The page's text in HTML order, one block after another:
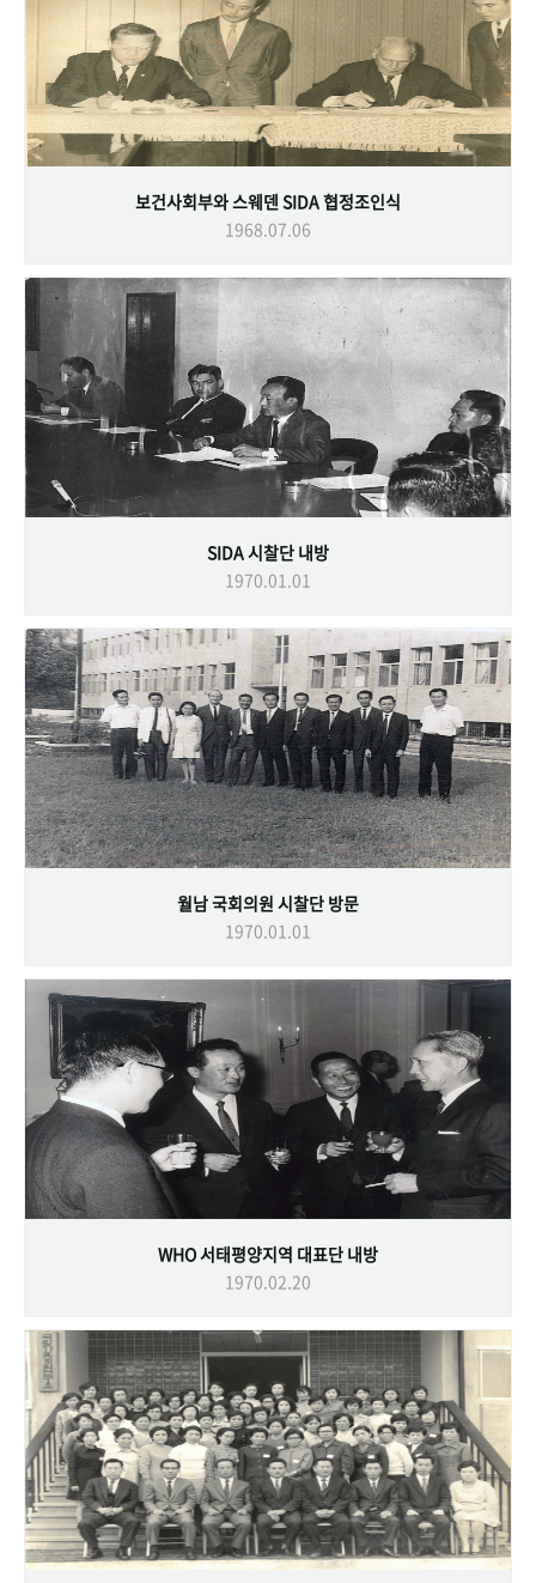
보건사회부와 스웨덴 SIDA 협정조인식
1968.07.06
SIDA 시찰단 내방
1970.01.01
월남 국회의원 시찰단 방문
1970.01.01
WHO 서태평양지역 대표단 내방
1970.02.20